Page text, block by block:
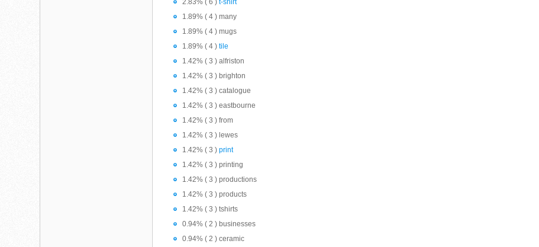
2.83% ( 6 )t-shirt
1.89% ( 4 ) many
1.89% ( 4 ) mugs
1.89% ( 4 )tile
1.42% ( 3 ) alfriston
1.42% ( 3 ) brighton
1.42% ( 3 ) catalogue
1.42% ( 3 ) eastbourne
1.42% ( 3 ) from
1.42% ( 3 ) lewes
1.42% ( 3 )print
1.42% ( 3 ) printing
1.42% ( 3 ) productions
1.42% ( 3 ) products
1.42% ( 3 ) tshirts
0.94% ( 2 ) businesses
0.94% ( 2 ) ceramic